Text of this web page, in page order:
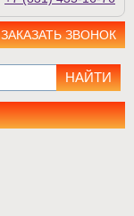
ЗАКАЗАТЬ ЗВОНОК